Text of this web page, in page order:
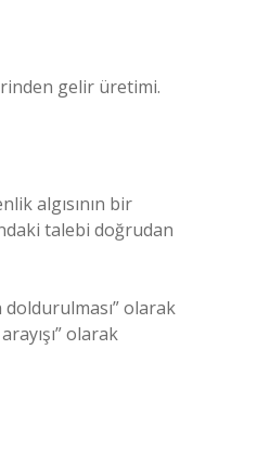
gelir üretimi.
algısının bir
talebi doğrudan
olarak
olarak